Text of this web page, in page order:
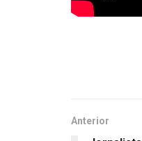
Anterior